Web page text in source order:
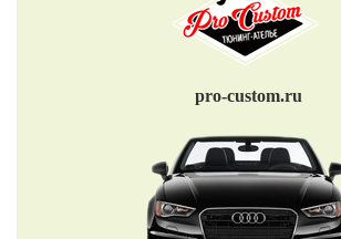
pro-custom.ru